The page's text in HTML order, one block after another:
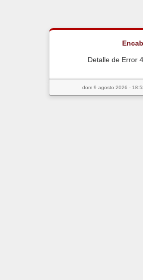
Detalle de Error
dom 9 agosto 2026 -